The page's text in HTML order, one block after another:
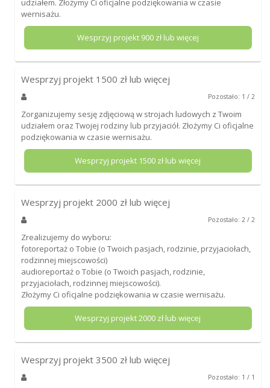
udziałem. Złożymy Ci oficjalne podziękowania w czasie
wernisażu.
Wesprzyj projekt 900zł lub więcej
Wesprzyj projekt 1500 zł lub więcej
Pozostało: 1 / 2
Zorganizujemy sesję zdjęciową w strojach ludowych z Twoim
udziałem oraz Twojej rodziny lub przyjaciół. Złożymy Ci oficjalne
podziękowania w czasie wernisażu.
Wesprzyj projekt 1500 zł lub więcej
Wesprzyj projekt 2000 zł lub więcej
Pozostało: 2 / 2
Zrealizujemy do wyboru:
fotoreportaż o Tobie (o Twoich pasjach, rodzinie, przyjaciołach,
rodzinnej miejscowości)
audioreportaż o Tobie (o Twoich pasjach, rodzinie,
przyjaciołach, rodzinnej miejscowości).
Złożymy Ci oficjalne podziękowania w czasie wernisażu.
Wesprzyj projekt2000 zł lub więcej
Wesprzyj projekt 3500 zł lub więcej
Pozostało: 1 / 1